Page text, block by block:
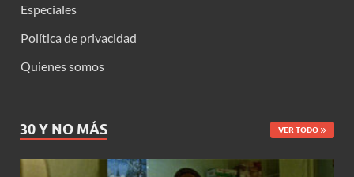
Especiales
Política de privacidad
Quienes somos
30 Y NO MÁS VER TODO